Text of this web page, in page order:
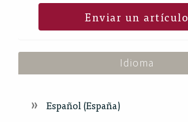
Enviar un artículo
Idioma
Español (España)